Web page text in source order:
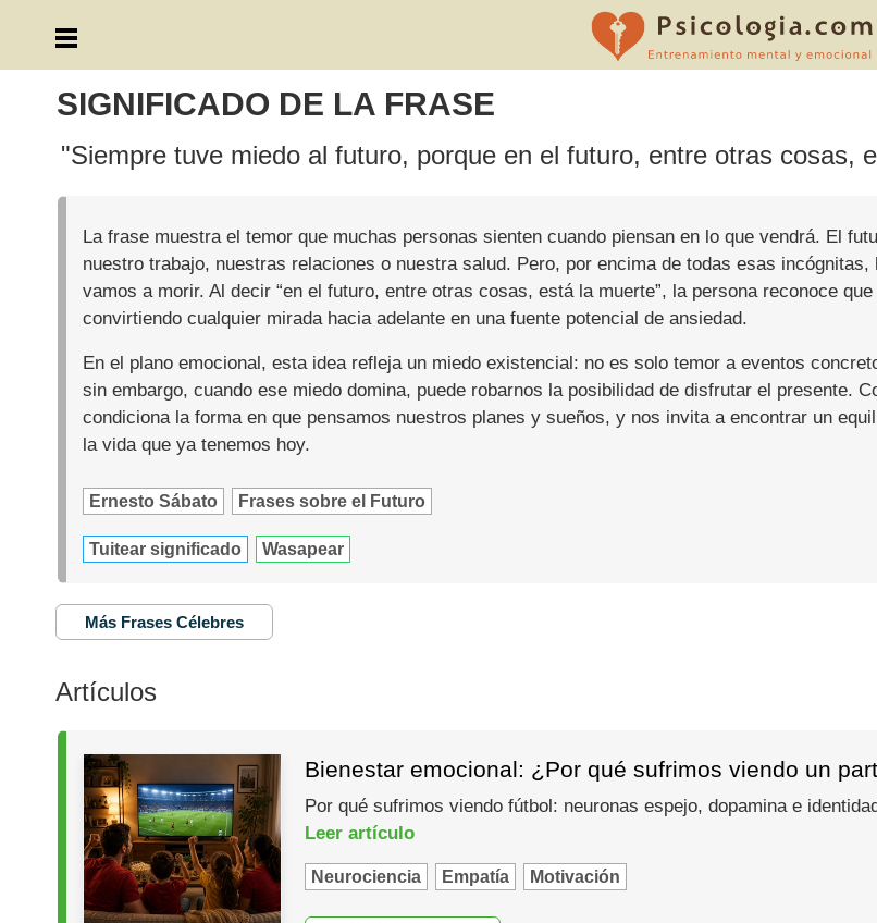
SIGNIFICADO DE LA FRASE
"Siempre tuve miedo al futuro, porque en el futuro, entre otras cosas,
La frase muestra el temor que muchas personas sienten cuando piensan en lo que vendrá. El
nuestro trabajo, nuestras relaciones o nuestra salud. Pero, por encima de todas esas
vamos a morir. Al decir “en el futuro, entre otras cosas, está la muerte”, la persona reconoce
convirtiendo cualquier mirada hacia adelante en una fuente potencial de ansiedad.
En el plano emocional, esta idea refleja un miedo existencial: no es solo temor a eventos
sin embargo, cuando ese miedo domina, puede robarnos la posibilidad de disfrutar el presente.
condiciona la forma en que pensamos nuestros planes y sueños, y nos invita a encontrar un
la vida que ya tenemos hoy.
Ernesto Sábato Frases sobre el Futuro
Tuitear significado Wasapear
Más Frases Célebres
Artículos
Bienestar emocional: ¿Por qué sufrimos viendo un
Por qué sufrimos viendo fútbol: neuronas espejo, dopamina e
Leer artículo
Neurociencia Empatía Motivación